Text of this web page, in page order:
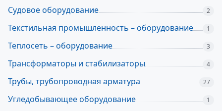
Судовое оборудование 2
Текстильная промышленность – оборудование 1
Теплосеть – оборудование 3
Трансформаторы и стабилизаторы 4
Трубы, трубопроводная арматура 27
Угледобывающее оборудование 1